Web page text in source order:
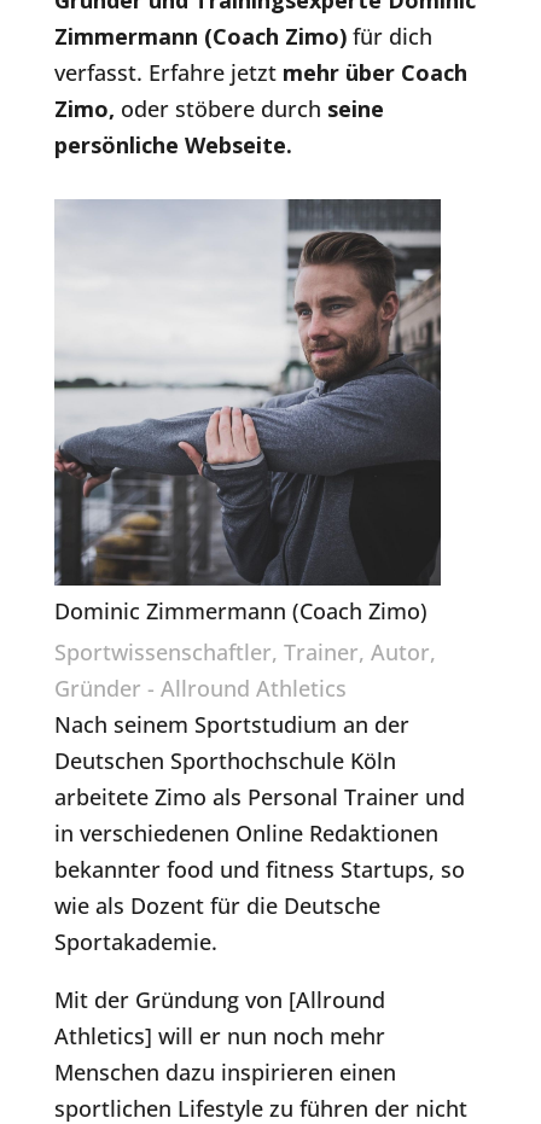
Zimmermann (Coach Zimo) für dich
verfasst. Erfahre jetzt mehr über Coach
Zimo, oder stöbere durch seine
persönliche Webseite.
Dominic Zimmermann (Coach Zimo)
Sportwissenschaftler, Trainer, Autor,
Gründer - Allround Athletics
Nach seinem Sportstudium an der
Deutschen Sporthochschule Köln
arbeitete Zimo als Personal Trainer und
in verschiedenen Online Redaktionen
bekannter food und fitness Startups, so
wie als Dozent für die Deutsche
Sportakademie.
Mit der Gründung von [Allround
Athletics] will er nun noch mehr
Menschen dazu inspirieren einen
sportlichen Lifestyle zu führen der nicht